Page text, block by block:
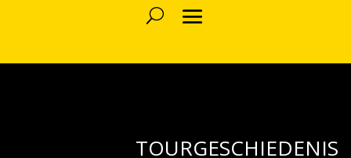
TOURGESCHIEDENIS